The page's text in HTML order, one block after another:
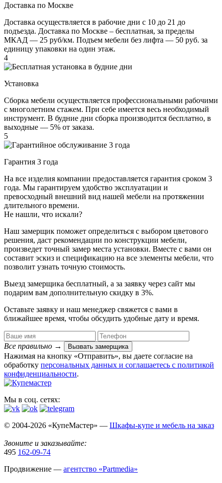
Доставка по Москве
Доставка осуществляется в рабочие дни с 10 до 21 до
подъезда. Доставка по Москве – бесплатная, за пределы
МКАД — 25 руб/км. Подъем мебели без лифта — 50 руб. за
единицу упаковки на один этаж.
4
Установка
Сборка мебели осуществляется профессиональными рабочими
с многолетним стажем. При себе имеется весь необходимый
инструмент. В будние дни сборка производится бесплатно, в
выходные — 5% от заказа.
5
Гарантия 3 года
На все изделия компании предоставляется гарантия сроком 3
года. Мы гарантируем удобство эксплуатации и
превосходный внешний вид нашей мебели на протяжении
длительного времени.
Не нашли, что искали?
Наш замерщик поможет определиться с выбором цветового
решения, даст рекомендации по конструкции мебели,
произведет точный замер места установки. Вместе с вами он
составит эскиз и спецификацию на все элементы мебели, что
позволит узнать точную стоимость.
Выезд замерщика бесплатный, а за заявку через сайт мы
подарим вам дополнительную скидку в 3%.
Оставьте заявку и наш менеджер свяжется с вами в
ближайшее время, чтобы обсудить удобные дату и время.
Все правильно → Вызвать замерщика
Нажимая на кнопку «Отправить», вы даете согласие на
обработку персональных данных​ и соглашаетесь c политикой
конфиденциальности.
Мы в соц. сетях:
© 2004-2026 «КупеМастер» — Шкафы-купе и мебель на заказ
Звоните и заказывайте:
495 162-09-74
Продвижение — агентство «Partmedia»